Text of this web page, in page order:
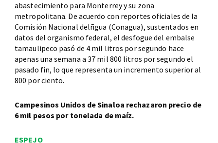
abastecimiento para Monterrey y su zona
metropolitana. De acuerdo con reportes oficiales de la
Comisión Nacional delñgua (Conagua), sustentados en
datos del organismo federal, el desfogue del embalse
tamaulipeco pasó de 4 mil litros por segundo hace
apenas una semana a 37 mil 800 litros por segundo el
pasado fin, lo que representa un incremento superior al
800 por ciento.
Campesinos Unidos de Sinaloa rechazaron precio de
6 mil pesos por tonelada de maíz.
ESPEJO